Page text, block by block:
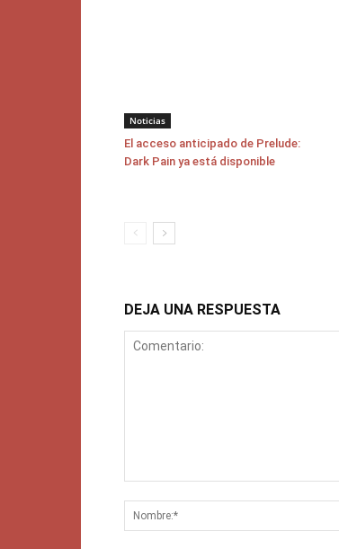
Noticias
El acceso anticipado de Prelude:
Dark Pain ya está disponible
DEJA UNA RESPUESTA